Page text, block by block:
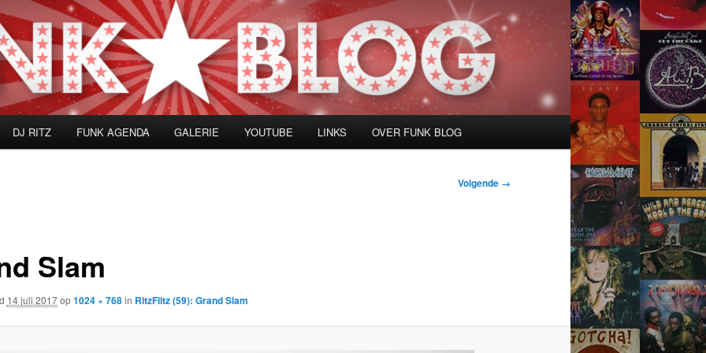
DJ RITZ FUNK AGENDA GALERIE YOUTUBE LINKS OVER FUNK BLOG
Volgende →
Slam
14 juli 2017op1024 × 768in RitzFlitz (59): Grand Slam